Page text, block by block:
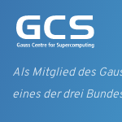
Als Mitglied des
eines der drei